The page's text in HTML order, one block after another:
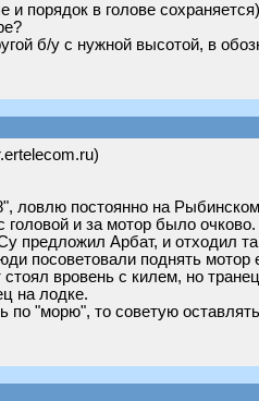
и порядок в голове сохраняется)
б/у с нужной высотой, в
ловлю постоянно на
головой и за мотор было
предложил Арбат, и отходил
посоветовали поднять мотор
вровень с килем, но
на лодке.
"морю", то советую